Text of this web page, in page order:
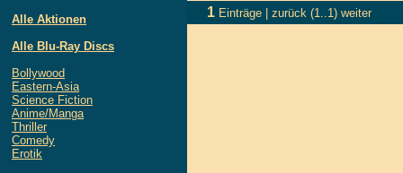
Alle Aktionen
Alle Blu-Ray Discs
Bollywood
Eastern-Asia
Science Fiction
Anime/Manga
Thriller
Comedy
Erotik
1 Einträge | zurück (1..1) weiter